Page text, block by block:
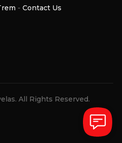
- Contact Us
All Rights Reserved.